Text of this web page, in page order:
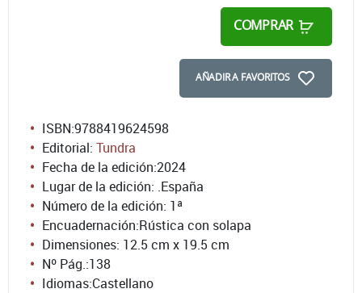
COMPRAR
AÑADIR A FAVORITOS
ISBN:9788419624598
Editorial: Tundra
Fecha de la edición:2024
Lugar de la edición: .España
Número de la edición: 1ª
Encuadernación:Rústica con solapa
Dimensiones: 12.5 cm x 19.5 cm
Nº Pág.:138
Idiomas:Castellano